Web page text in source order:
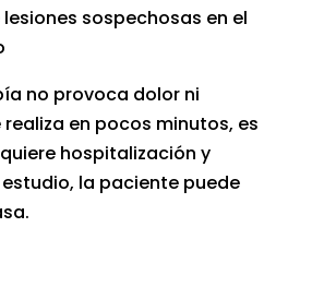
sospechosas en el
no provoca dolor ni
en pocos minutos, es
hospitalización y
la paciente puede